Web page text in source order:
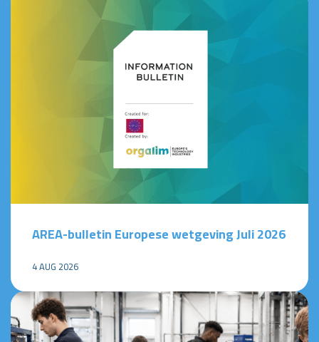
AREA-bulletin Europese wetgeving Juli 2026
4 AUG 2026